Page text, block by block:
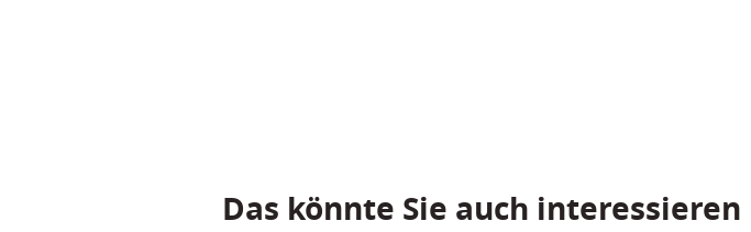
Das könnte Sie auch interessieren